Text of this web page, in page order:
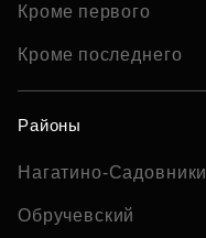
Кроме первого
Кроме последнего
Районы
Нагатино-Садовники
Обручевский